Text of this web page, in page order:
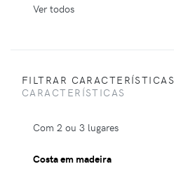
Ver todos
FILTRAR CARACTERÍSTICAS
CARACTERÍSTICAS
Com 2 ou 3 lugares
Costa em madeira